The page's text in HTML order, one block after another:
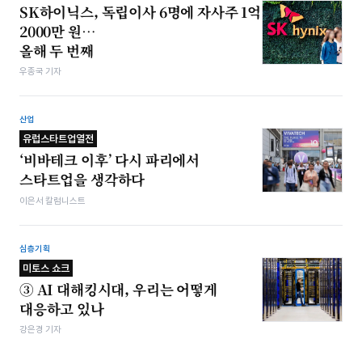
SK하이닉스, 독립이사 6명에 자사주 1억
2000만 원…
올해 두 번째
우종국 기자
산업
유럽스타트업열전
‘비바테크 이후’ 다시 파리에서
스타트업을 생각하다
이은서 칼럼니스트
심층기획
미토스 쇼크
③ AI 대해킹시대, 우리는 어떻게
대응하고 있나
강은경 기자